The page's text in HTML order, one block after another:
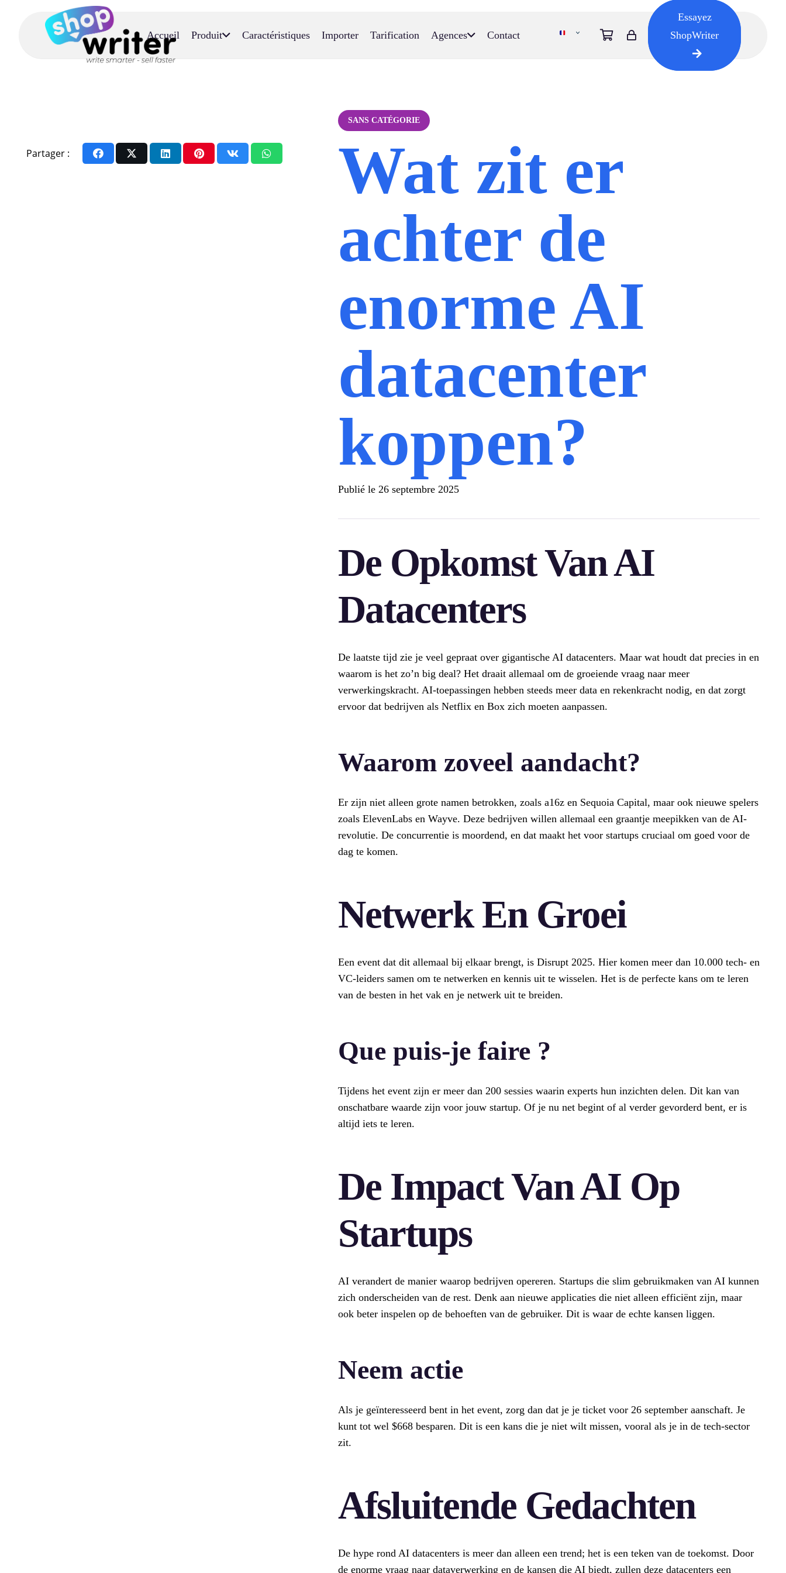
Accueil Produit Caractéristiques Importer Tarification Agences Contact
Essayez
ShopWriter
Partager :
SANS CATÉGORIE
Wat zit er
achter de
enorme AI
datacenter
koppen?
Publié le 26 septembre 2025
De Opkomst Van AI
Datacenters
De laatste tijd zie je veel gepraat over gigantische AI datacenters. Maar wat houdt dat precies in en
waarom is het zo’n big deal? Het draait allemaal om de groeiende vraag naar meer
verwerkingskracht. AI-toepassingen hebben steeds meer data en rekenkracht nodig, en dat zorgt
ervoor dat bedrijven als Netflix en Box zich moeten aanpassen.
Waarom zoveel aandacht?
Er zijn niet alleen grote namen betrokken, zoals a16z en Sequoia Capital, maar ook nieuwe spelers
zoals ElevenLabs en Wayve. Deze bedrijven willen allemaal een graantje meepikken van de AI-
revolutie. De concurrentie is moordend, en dat maakt het voor startups cruciaal om goed voor de
dag te komen.
Netwerk En Groei
Een event dat dit allemaal bij elkaar brengt, is Disrupt 2025. Hier komen meer dan 10.000 tech- en
VC-leiders samen om te netwerken en kennis uit te wisselen. Het is de perfecte kans om te leren
van de besten in het vak en je netwerk uit te breiden.
Que puis-je faire ?
Tijdens het event zijn er meer dan 200 sessies waarin experts hun inzichten delen. Dit kan van
onschatbare waarde zijn voor jouw startup. Of je nu net begint of al verder gevorderd bent, er is
altijd iets te leren.
De Impact Van AI Op
Startups
AI verandert de manier waarop bedrijven opereren. Startups die slim gebruikmaken van AI kunnen
zich onderscheiden van de rest. Denk aan nieuwe applicaties die niet alleen efficiënt zijn, maar
ook beter inspelen op de behoeften van de gebruiker. Dit is waar de echte kansen liggen.
Neem actie
Als je geïnteresseerd bent in het event, zorg dan dat je je ticket voor 26 september aanschaft. Je
kunt tot wel $668 besparen. Dit is een kans die je niet wilt missen, vooral als je in de tech-sector
zit.
Afsluitende Gedachten
De hype rond AI datacenters is meer dan alleen een trend; het is een teken van de toekomst. Door
de enorme vraag naar dataverwerking en de kansen die AI biedt, zullen deze datacenters een